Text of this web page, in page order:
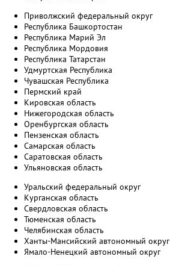
Приволжский федеральный округ
Республика Башкортостан
Республика Марий Эл
Республика Мордовия
Республика Татарстан
Удмуртская Республика
Чувашская Республика
Пермский край
Кировская область
Нижегородская область
Оренбургская область
Пензенская область
Самарская область
Саратовская область
Ульяновская область
Уральский федеральный округ
Курганская область
Свердловская область
Тюменская область
Челябинская область
Ханты-Мансийский автономный округ
Ямало-Ненецкий автономный округ